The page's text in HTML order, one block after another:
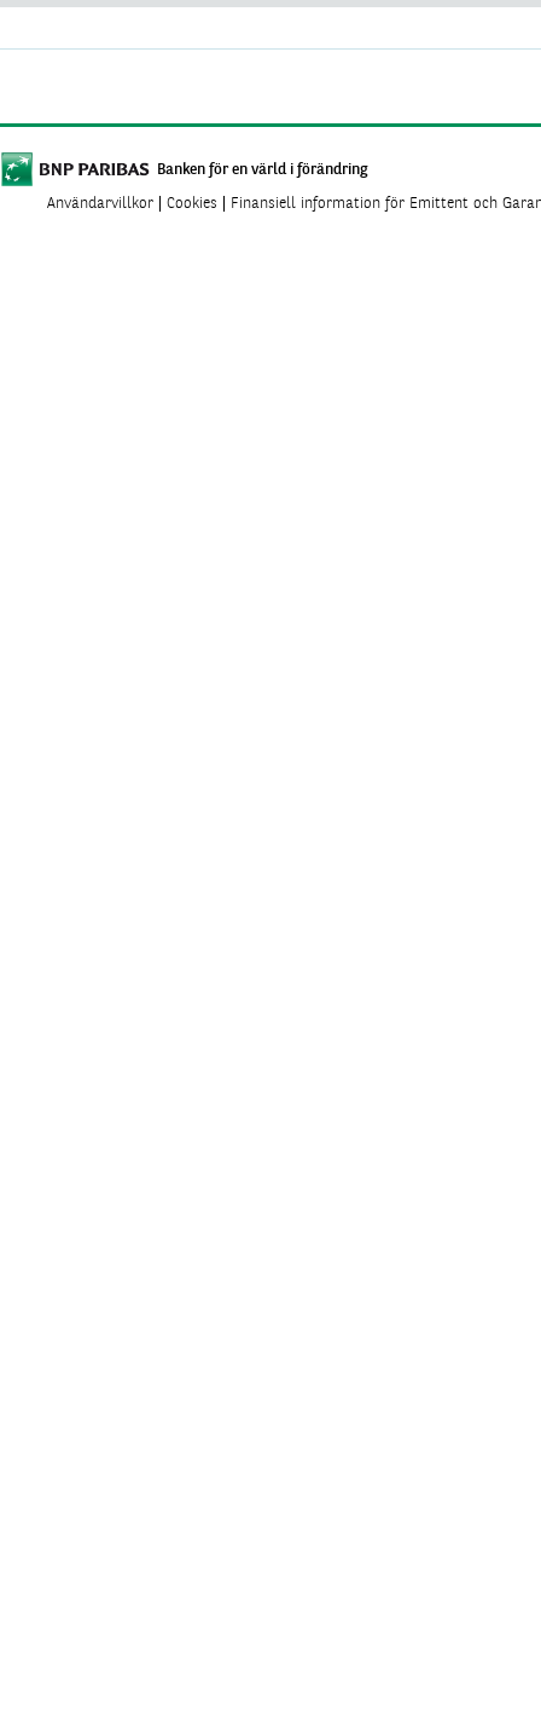
Banken för en värld i förändring
Användarvillkor Cookies Finansiell information för Emittent och